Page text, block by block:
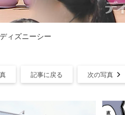
ィズニーシー
記事に戻る 次の写真